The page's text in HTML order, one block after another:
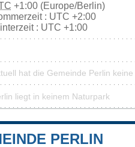
+1:00 (Europe/Berlin)
: UTC +2:00
: UTC +1:00
hat die Gemeinde Perlin
liegt in keinem Naturpark
PERLIN